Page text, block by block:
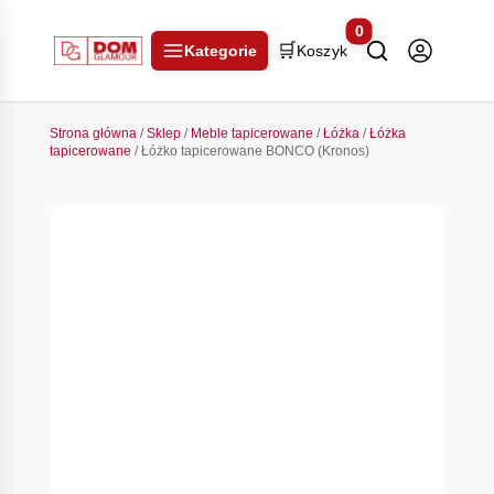
Kategorie 🛒 Koszyk
0
Strona główna/Sklep/ Meble tapicerowane /Łóżka/Łóżka
tapicerowane / Łóżko tapicerowane BONCO (Kronos)